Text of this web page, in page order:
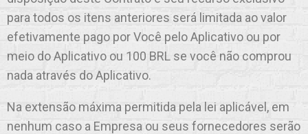
para todos os itens anteriores será limitada ao valor
efetivamente pago por Você pelo Aplicativo ou por
meio do Aplicativo ou 100 BRL se você não comprou
nada através do Aplicativo.
Na extensão máxima permitida pela lei aplicável, em
nenhum caso a Empresa ou seus fornecedores serão